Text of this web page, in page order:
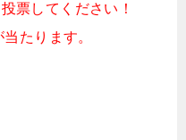
票してください！
たります。